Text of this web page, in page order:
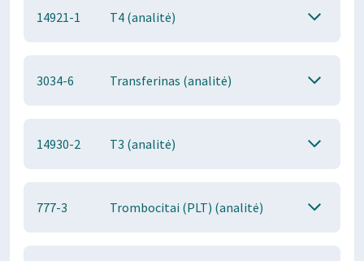
14921-1 T4 (analitė)
3034-6 Transferinas (analitė)
14930-2 T3 (analitė)
777-3 Trombocitai (PLT) (analitė)